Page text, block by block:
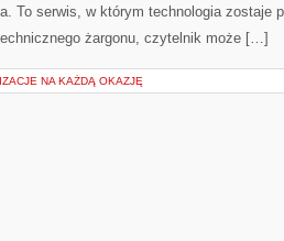
To serwis, w którym technologia zostaje
żargonu, czytelnik może […]
NA KAŻDĄ OKAZJĘ